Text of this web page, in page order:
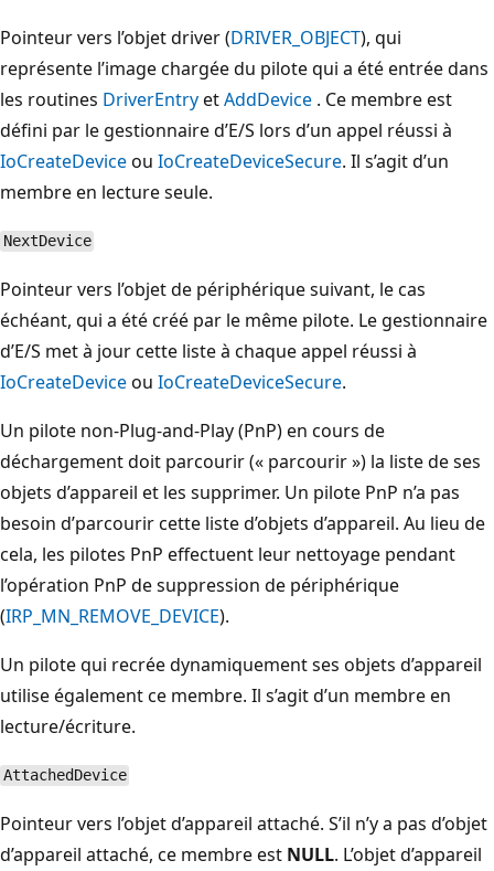
Pointeur vers l’objet driver (DRIVER_OBJECT), qui
représente l’image chargée du pilote qui a été entrée dans
les routines DriverEntryetAddDevice . Ce membre est
défini par le gestionnaire d’E/S lors d’un appel réussi à
IoCreateDeviceou IoCreateDeviceSecure. Il s’agit d’un
membre en lecture seule.
NextDevice
Pointeur vers l’objet de périphérique suivant, le cas
échéant, qui a été créé par le même pilote. Le gestionnaire
d’E/S met à jour cette liste à chaque appel réussi à
IoCreateDeviceou IoCreateDeviceSecure.
Un pilote non-Plug-and-Play (PnP) en cours de
déchargement doit parcourir (« parcourir ») la liste de ses
objets d’appareil et les supprimer. Un pilote PnP n’a pas
besoin d’parcourir cette liste d’objets d’appareil. Au lieu de
cela, les pilotes PnP effectuent leur nettoyage pendant
l’opération PnP de suppression de périphérique
(IRP_MN_REMOVE_DEVICE).
Un pilote qui recrée dynamiquement ses objets d’appareil
utilise également ce membre. Il s’agit d’un membre en
lecture/écriture.
AttachedDevice
Pointeur vers l’objet d’appareil attaché. S’il n’y a pas d’objet
d’appareil attaché, ce membre est NULL. L’objet d’appareil